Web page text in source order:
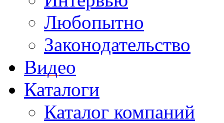
Любопытно
Законодательство
Видео
Каталоги
Каталог компаний